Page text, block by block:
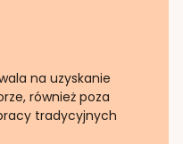
na uzyskanie
również poza
tradycyjnych